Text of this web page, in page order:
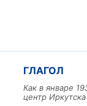
ГЛАГОЛ
Как в январе
центр Иркутска